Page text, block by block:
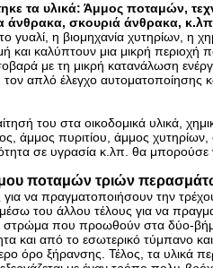
τα υλικά: Άμμος ποταμών,
άνθρακα, σκουριά άνθρακα,
γυαλί, η βιομηχανία χυτηρίων, η
καλύπτουν μια μικρή περιοχή
με τη μικρή κατανάλωση
απλό έλεγχο αυτοματοποίησης
του στα οικοδομικά υλικά,
άμμος πυριτίου, άμμος
σε υγρασία κ.λπ. θα μπορούσε
ποταμών τριών
να πραγματοποιήσουν την
του άλλου τέλους για να
στρώμα που προωθούν στα δύο-
και από το εσωτερικό τύμπανο
όρο ξήρανσης. Τέλος, τα υλικά